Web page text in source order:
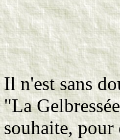
Il n'est sans
"La
souhaite, pour